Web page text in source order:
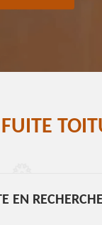
FUITE
EN